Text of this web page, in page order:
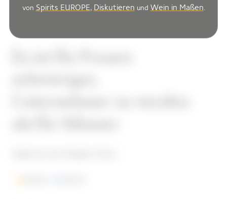
von Spirits EUROPE, Diskutieren und Wein in Maßen.